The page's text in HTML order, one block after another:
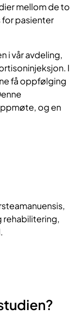
mellom de to
pasienter
i vår avdeling,
I
få oppfølging
og en
rehabilitering,